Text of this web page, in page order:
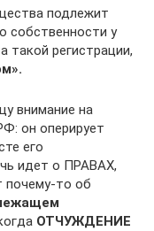
подлежит
собственности у
такой регистрации,
внимание на
он оперирует
его
идет о ПРАВАХ,
почему-то об
ОТЧУЖДЕНИЕ